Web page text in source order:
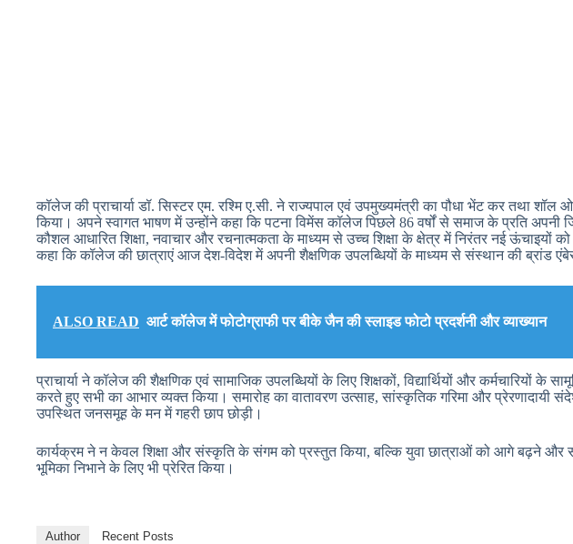
कॉलेज की प्राचार्या डॉ. सिस्टर एम. रश्मि ए.सी. ने राज्यपाल एवं उपमुख्यमंत्री का पौधा भेंट कर तथा शॉल
किया। अपने स्वागत भाषण में उन्होंने कहा कि पटना विमेंस कॉलेज पिछले 86 वर्षों से समाज के प्रति अपनी
कौशल आधारित शिक्षा, नवाचार और रचनात्मकता के माध्यम से उच्च शिक्षा के क्षेत्र में निरंतर नई ऊंचाइयों
कहा कि कॉलेज की छात्राएं आज देश-विदेश में अपनी शैक्षणिक उपलब्धियों के माध्यम से संस्थान की ब्रांड
ALSO READ आर्ट कॉलेज में फोटोग्राफी पर बीके जैन की स्लाइड फोटो प्रदर्शनी और व्याख्यान
प्राचार्या ने कॉलेज की शैक्षणिक एवं सामाजिक उपलब्धियों के लिए शिक्षकों, विद्यार्थियों और कर्मचारियों के
करते हुए सभी का आभार व्यक्त किया। समारोह का वातावरण उत्साह, सांस्कृतिक गरिमा और प्रेरणादायी
उपस्थित जनसमूह के मन में गहरी छाप छोड़ी।
कार्यक्रम ने न केवल शिक्षा और संस्कृति के संगम को प्रस्तुत किया, बल्कि युवा छात्राओं को आगे बढ़ने और
भूमिका निभाने के लिए भी प्रेरित किया।
Author Recent Posts